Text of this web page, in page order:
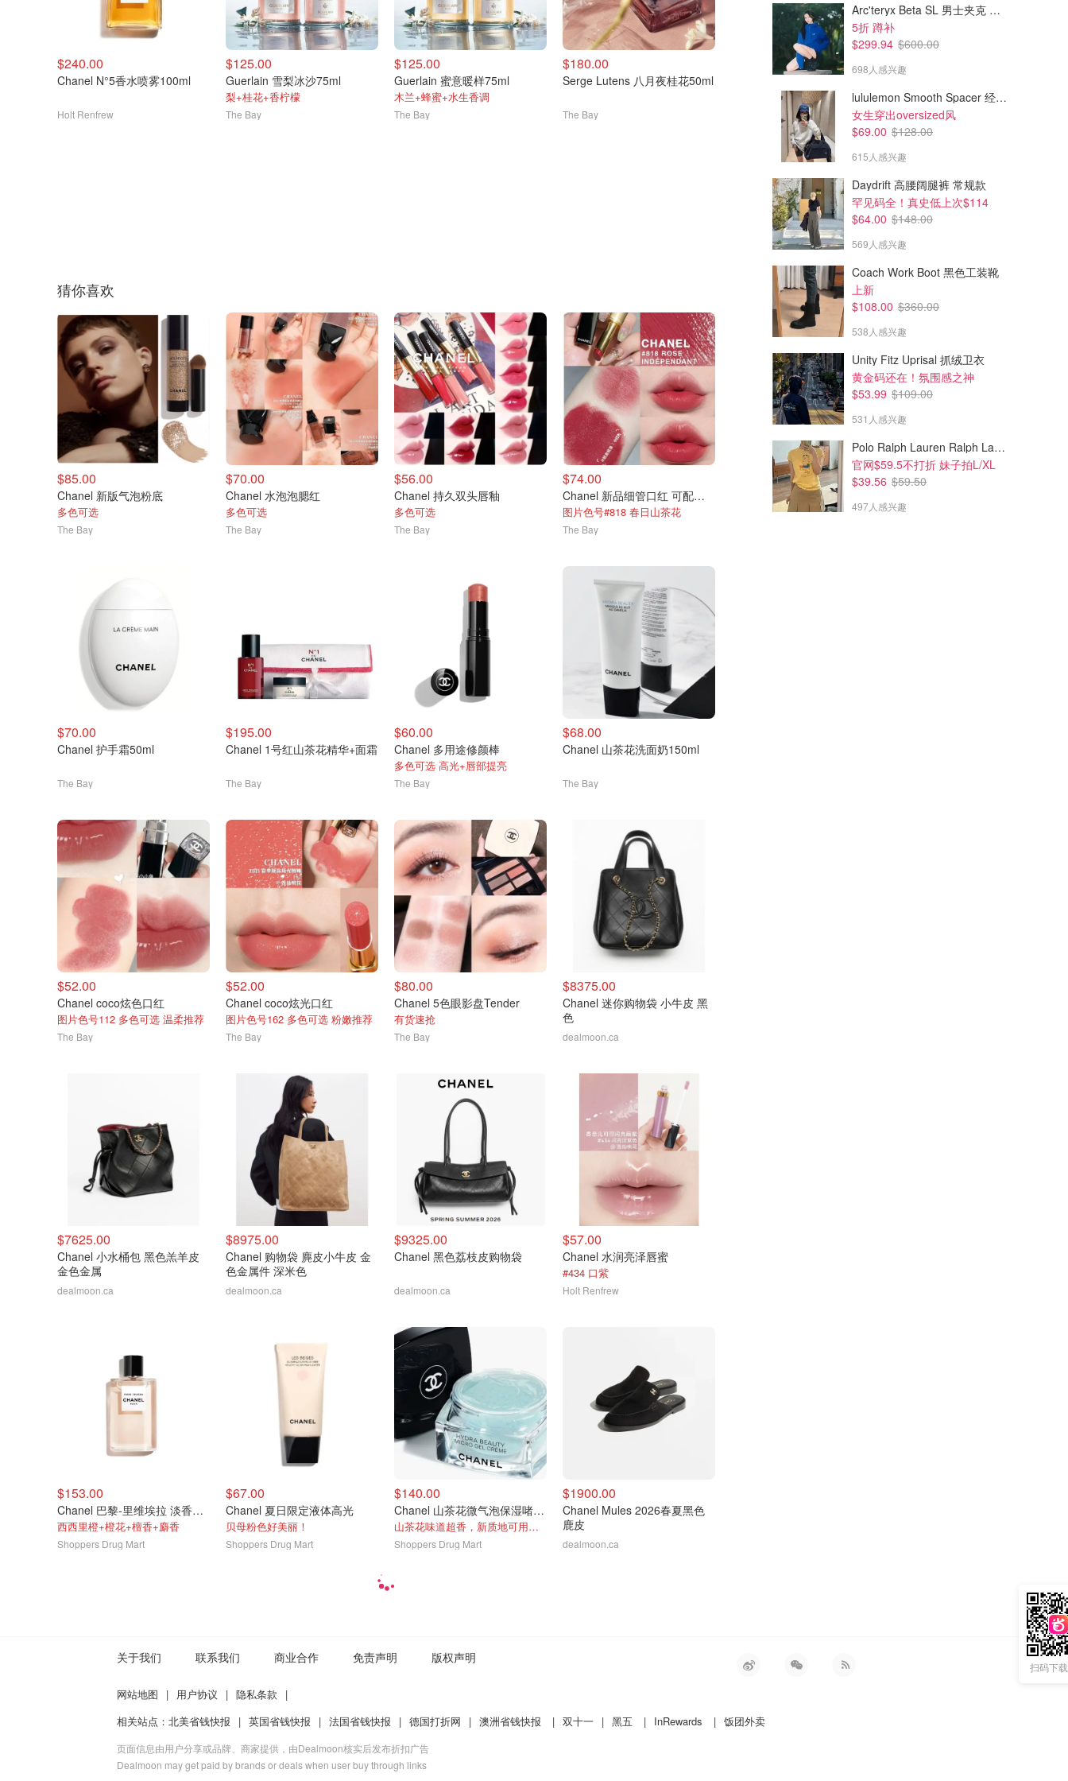
$240.00
Chanel N°5香水喷雾100ml
Holt Renfrew
$125.00
Guerlain 雪梨冰沙75ml
梨+桂花+香柠檬
The Bay
$125.00
Guerlain 蜜意暖样75ml
木兰+蜂蜜+水生香调
The Bay
$180.00
Serge Lutens 八月夜桂花50ml
The Bay
$119.00
橙花柑橘果香调
$119.00
海岸田园香 罗勒叶结合西西里橙
The Bay
猜你喜欢
$85.00
Chanel 新版气泡粉底
多色可选
The Bay
$70.00
Chanel 水泡泡腮红
多色可选
The Bay
$56.00
Chanel 持久双头唇釉
多色可选
The Bay
$74.00
Chanel 新品细管口红 可配替换芯
图片色号#818 春日山茶花
The Bay
$70.00
Chanel 护手霜50ml
The Bay
$195.00
Chanel 1号红山茶花精华+面霜
The Bay
$60.00
Chanel 多用途修颜棒
多色可选 高光+唇部提亮
The Bay
$68.00
Chanel 山茶花洗面奶150ml
The Bay
$52.00
Chanel coco炫色口红
图片色号112 多色可选 温柔推荐
The Bay
$52.00
Chanel coco炫光口红
图片色号162 多色可选 粉嫩推荐
The Bay
$80.00
Chanel 5色眼影盘Tender
有货速抢
The Bay
$8375.00
Chanel 迷你购物袋 小牛皮 黑
色
dealmoon.ca
$7625.00
Chanel 小水桶包 黑色羔羊皮
金色金属
dealmoon.ca
$8975.00
Chanel 购物袋 麂皮小牛皮 金
色金属件 深米色
dealmoon.ca
$9325.00
Chanel 黑色荔枝皮购物袋
dealmoon.ca
$57.00
Chanel 水润亮泽唇蜜
#434 口紫
Holt Renfrew
$153.00
Chanel 巴黎-里维埃拉 淡香水50ml
西西里橙+橙花+檀香+麝香
Shoppers Drug Mart
$67.00
Chanel 夏日限定液体高光
贝母粉色好美丽！
Shoppers Drug Mart
$140.00
Chanel 山茶花微气泡保湿啫喱霜50ml
山茶花味道超香，新质地可用作隔离+面霜
Shoppers Drug Mart
$1900.00
Chanel Mules 2026春夏黑色
鹿皮
dealmoon.ca
Arc'teryx Beta SL 男士夹克 黑色
5折 蹲补
$299.94 $600.00
698人感兴趣
lululemon Smooth Spacer 经典卫衣
女生穿出oversized风
$69.00 $128.00
615人感兴趣
Daydrift 高腰阔腿裤 常规款
罕见码全！真史低上次$114
$64.00 $148.00
569人感兴趣
Coach Work Boot 黑色工装靴
上新
$108.00 $360.00
538人感兴趣
Unity Fitz Uprisal 抓绒卫衣
黄金码还在！氛围感之神
$53.99 $109.00
531人感兴趣
Polo Ralph Lauren Ralph Lauren Polo Bear 女童棉T恤 染色 1件
官网$59.5不打折 妹子拍L/XL
$39.56 $59.50
497人感兴趣
扫码下
关于我们 联系我们 商业合作 免责声明 版权声明
网站地图 | 用户协议 | 隐私条款
|
相关站点： 北美省钱快报 | 英国省钱快报 | 法国省钱快报 | 德国打折网 | 澳洲省钱快报 | 双十一 | 黑五 | InRewards | 饭团外卖
页面信息由用户分享或品牌、商家提供，由Dealmoon核实后发布折扣广告
Dealmoon may get paid by brands or deals when user buy through links